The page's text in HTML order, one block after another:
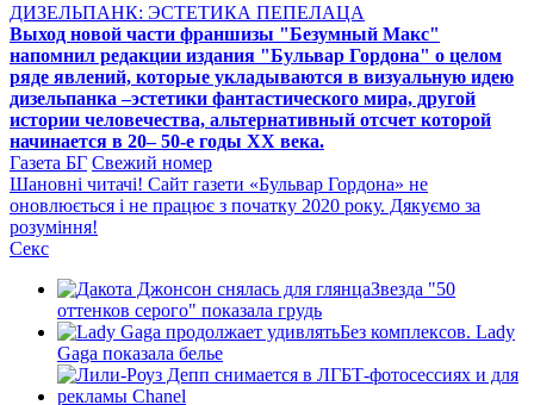
ДИЗЕЛЬПАНК: ЭСТЕТИКА ПЕПЕЛАЦА
Выход новой части франшизы "Безумный Макс"
напомнил редакции издания "Бульвар Гордона" о целом
ряде явлений, которые укладываются в визуальную идею
дизельпанка –эстетики фантастического мира, другой
истории человечества, альтернативный отсчет которой
начинается в 20– 50-е годы XX века.
Газета БГ Свежий номер
Шановні читачі! Сайт газети «Бульвар Гордона» не
оновлюється і не працює з початку 2020 року. Дякуємо за
розуміння!
Секс
Звезда "50
оттенков серого" показала грудь
Без комплексов. Lady
Gaga показала белье